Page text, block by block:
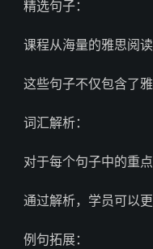
精选句子：
课程从海量的雅思阅
这些句子不仅包含了
词汇解析：
对于每个句子中的重
通过解析，学员可以
例句拓展：